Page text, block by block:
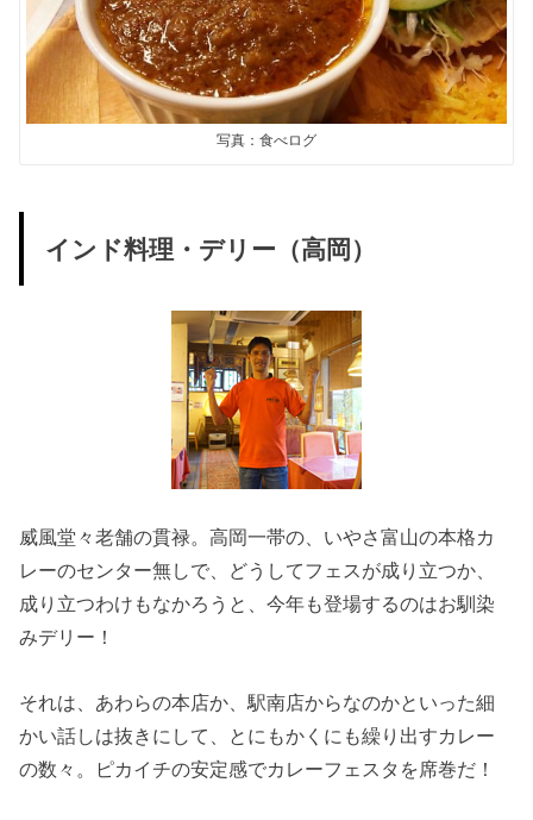
写真：食べログ
インド料理・デリー（高岡）
威風堂々老舗の貫禄。高岡一帯の、いやさ富山の本格カ
レーのセンター無しで、どうしてフェスが成り立つか、
成り立つわけもなかろうと、今年も登場するのはお馴染
みデリー！
それは、あわらの本店か、駅南店からなのかといった細
かい話しは抜きにして、とにもかくにも繰り出すカレー
の数々。ピカイチの安定感でカレーフェスタを席巻だ！